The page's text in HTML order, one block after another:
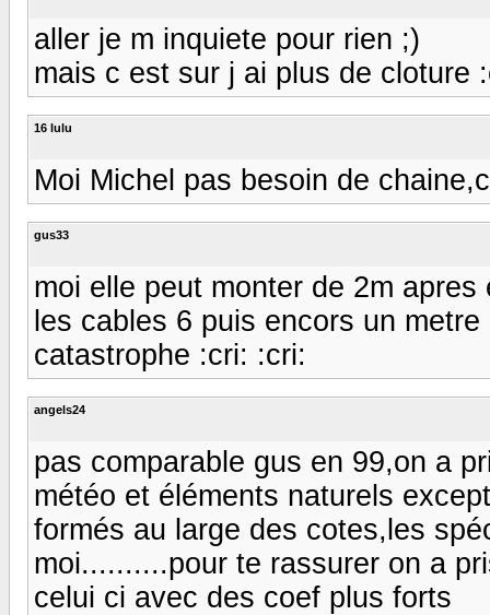
aller je m inquiete pour rien ;)
mais c est sur j ai plus de cloture
16 lulu
Moi Michel pas besoin de
gus33
moi elle peut monter de 2m
les cables 6 puis encors un
catastrophe :cri: :cri:
angels24
pas comparable gus en 99,on a
météo et éléments naturels
formés au large des cotes,les
moi..........pour te rassurer on a
celui ci avec des coef plus forts